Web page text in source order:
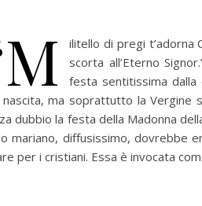
ilitello di pregi t’adorna
scorta all’Eterno
festa sentitissima
nascita, ma soprattutto la Vergine
dubbio la festa della Madonna
mariano, diffusissimo, dovrebbe
per i cristiani. Essa è invocata